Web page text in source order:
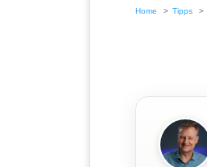
Home Tipps